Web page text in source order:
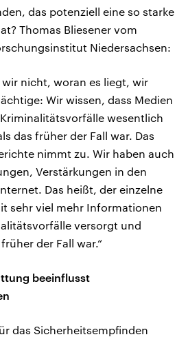
das potenziell eine so starke
Thomas Bliesener vom
Niedersachsen:
wir nicht, woran es liegt, wir
Wir wissen, dass Medien
wesentlich
das früher der Fall war. Das
nimmt zu. Wir haben auch
Verstärkungen in den
Das heißt, der einzelne
sehr viel mehr Informationen
versorgt und
der Fall war.“
beeinflusst
das Sicherheitsempfinden